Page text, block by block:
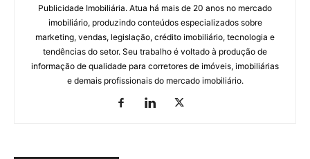
Publicidade Imobiliária. Atua há mais de 20 anos no mercado
imobiliário, produzindo conteúdos especializados sobre
marketing, vendas, legislação, crédito imobiliário, tecnologia e
tendências do setor. Seu trabalho é voltado à produção de
informação de qualidade para corretores de imóveis, imobiliárias
e demais profissionais do mercado imobiliário.